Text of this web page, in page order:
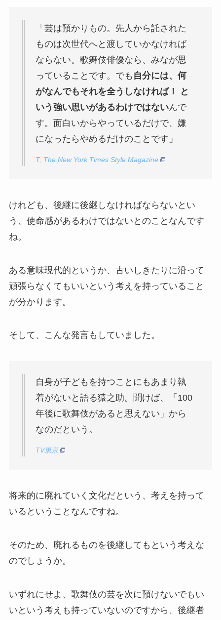
「芸は預かりもの。先人から託された
ものは次世代へと渡していかなければ
ならない。歌舞伎俳優なら、みなが思
っていることです。でも 自分には、何
がなんでもそれを全うしなければ！ と
いう強い思いがあるわけではないんで
す。面白いからやっているだけで、嫌
になったらやめるだけのことです」
T, The New York Times Style Magazine
けれども、後継に後継しなければならないとい
う、使命感があるわけではないとのことなんです
ね。
ある意味現代的というか、古いしきたりに沿って
頑張らなくてもいいという考えを持っていること
が分かります。
そして、こんな発言もしていました。
自身が子どもを持つことにもあまり執
着がないと語る猿之助。聞けば、「100
年後に歌舞伎があると思えない」から
なのだという。
TV東京
将来的に廃れていく文化だという、考えを持って
いるということなんですね。
そのため、廃れるものを後継してもという考えな
のでしょうか。
いずれにせよ、歌舞伎の芸を次に預けないでもい
いという考えも持っていないのですから、後継者